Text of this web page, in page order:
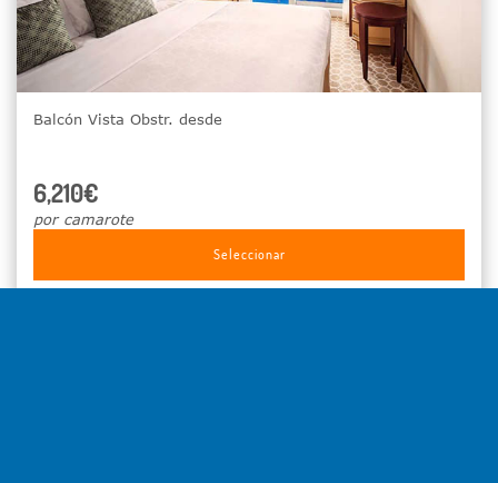
Balcón Vista Obstr. desde
6,210€
por camarote
Seleccionar